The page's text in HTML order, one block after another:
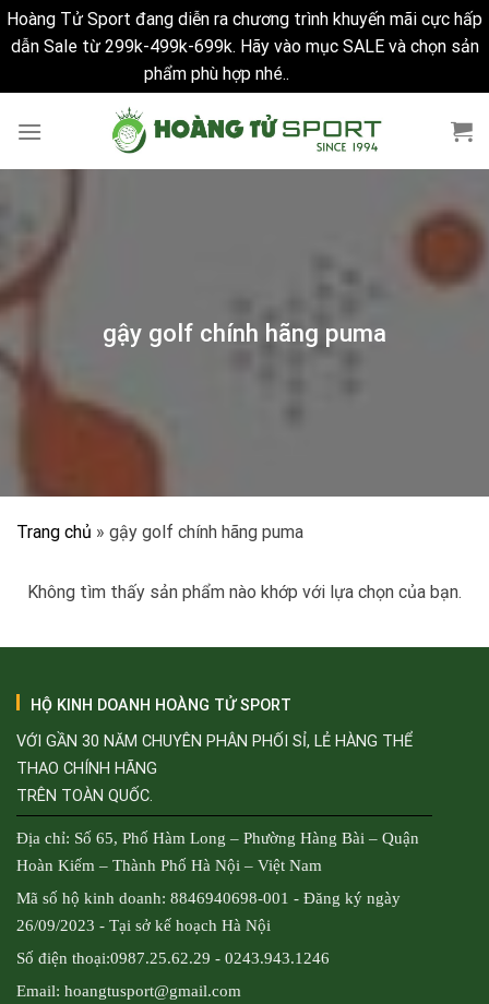
Hoàng Tử Sport đang diễn ra chương trình khuyến mãi cực hấp
dẫn Sale từ 299k-499k-699k. Hãy vào mục SALE và chọn sản
phẩm phù hợp nhé..
gậy golf chính hãng puma
Trang chủ » gậy golf chính hãng puma
Không tìm thấy sản phẩm nào khớp với lựa chọn của bạn.
HỘ KINH DOANH HOÀNG TỬ SPORT
VỚI GẦN 30 NĂM CHUYÊN PHÂN PHỐI SỈ, LẺ HÀNG THỂ
THAO CHÍNH HÃNG
TRÊN TOÀN QUỐC.
Địa chỉ: Số 65, Phố Hàm Long – Phường Hàng Bài – Quận
Hoàn Kiếm – Thành Phố Hà Nội – Việt Nam
Mã số hộ kinh doanh: 8846940698-001 - Đăng ký ngày
26/09/2023 - Tại sở kế hoạch Hà Nội
Số điện thoại:0987.25.62.29 - 0243.943.1246
Email: hoangtusport@gmail.com